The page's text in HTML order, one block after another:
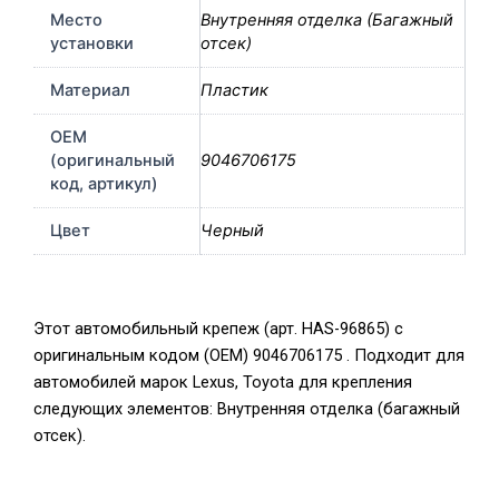
Место
установки
Внутренняя отделка (Багажный
отсек)
Материал Пластик
OEM
(оригинальный
код, артикул)
9046706175
Цвет Черный
Этот автомобильный крепеж (арт. HAS-96865) с
оригинальным кодом (OEM) 9046706175 . Подходит для
автомобилей марок Lexus, Toyota для крепления
следующих элементов: Внутренняя отделка (багажный
отсек).